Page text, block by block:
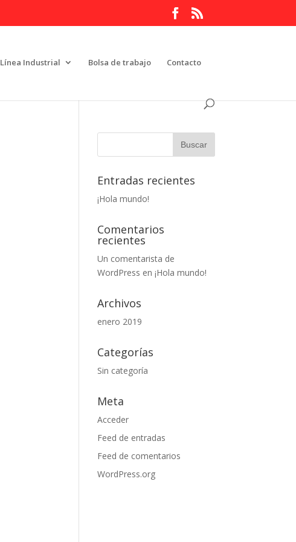
Línea Industrial Bolsa de trabajo Contacto
Entradas recientes
¡Hola mundo!
Comentarios
recientes
Un comentarista de
WordPress en¡Hola mundo!
Archivos
enero 2019
Categorías
Sin categoría
Meta
Acceder
Feed de entradas
Feed de comentarios
WordPress.org